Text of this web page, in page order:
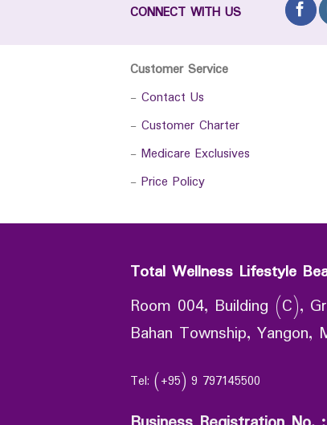
CONNECT WITH US
Customer Service
- Contact Us
- Customer Charter
- Medicare Exclusives
- Price Policy
Total Wellness Lifestyle
Room 004, Building (C),
Bahan Township, Yangon,
Tel: (+95) 9 797145500